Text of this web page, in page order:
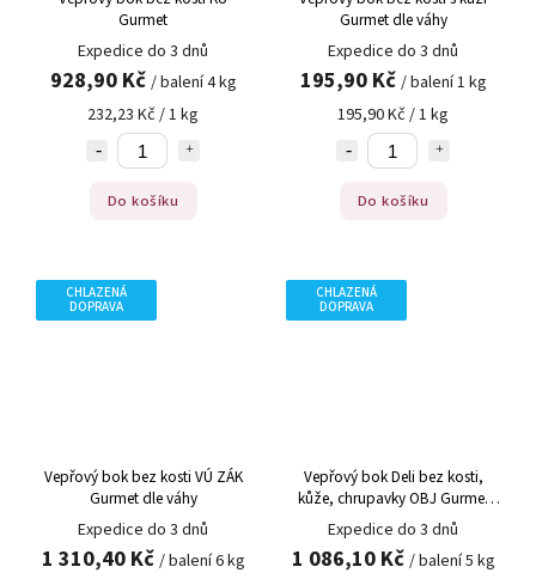
Gurmet
Expedice do 3 dnů
928,90 Kč / balení 4 kg
232,23 Kč / 1 kg
Do košíku
Gurmet dle váhy
Expedice do 3 dnů
195,90 Kč / balení 1 kg
195,90 Kč / 1 kg
Do košíku
CHLAZENÁ
DOPRAVA
Vepřový bok bez kosti VÚ ZÁK
Gurmet dle váhy
Expedice do 3 dnů
1 310,40 Kč / balení 6 kg
CHLAZENÁ
DOPRAVA
Vepřový bok Deli bez kosti,
kůže, chrupavky OBJ Gurmet
dle váhy
Expedice do 3 dnů
1 086,10 Kč / balení 5 kg